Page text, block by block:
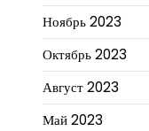
Ноябрь 2023
Октябрь 2023
Август 2023
Май 2023